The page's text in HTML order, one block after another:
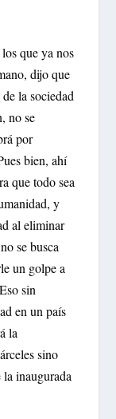
que ya nos
dijo que
la sociedad
no se
por
bien, ahí
que todo sea
y
al eliminar
se busca
un golpe a
sin
en un país
la
sino
inaugurada